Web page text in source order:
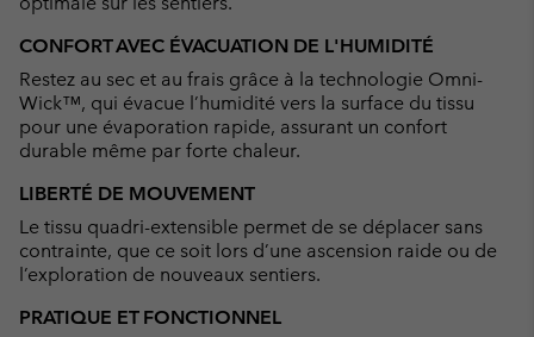
CONFORT AVEC ÉVACUATION DE L'HUMIDITÉ
Restez au sec et au frais grâce à la technologie Omni-
Wick™, qui évacue l’humidité vers la surface du tissu
pour une évaporation rapide, assurant un confort
durable même par forte chaleur.
LIBERTÉ DE MOUVEMENT
Le tissu quadri-extensible permet de se déplacer sans
contrainte, que ce soit lors d’une ascension raide ou de
l’exploration de nouveaux sentiers.
PRATIQUE ET FONCTIONNEL